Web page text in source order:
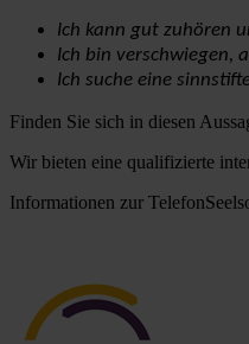
Ich kann gut zuhören
Ich bin verschwiegen,
Ich suche eine
Finden Sie sich in diesen
Wir bieten eine qualifizierte
Informationen zur